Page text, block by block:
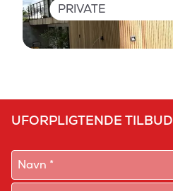
PRIVATE
UFORPLIGTENDE TILBUD